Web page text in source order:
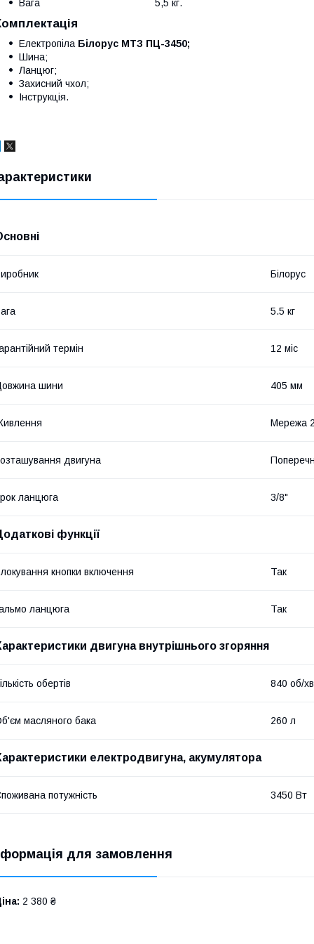
Вага 5,5 кг.
Електропіла Білорус МТЗ ПЦ-3450;
Шина;
Ланцюг;
Захисний чхол;
Інструкція.
Білорус
5.5 кг
термін 12 міс
шини 405 мм
Мережа
двигуна
ланцюга 3/8"
функції
кнопки включення Так
ланцюга Так
двигуна внутрішнього згоряння
обертів 840 об/хв
масляного бака 260 л
електродвигуна, акумулятора
потужність 3450 Вт
для замовлення
2 380 ₴